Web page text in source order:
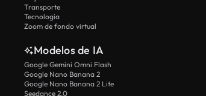
Transporte
Tecnología
Zoom de fondo virtual
Modelos de IA
Google Gemini Omni Flash
Google Nano Banana 2
Google Nano Banana 2 Lite
Seedance 2.0